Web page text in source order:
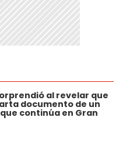
al revelar que
documento de un
continúa en Gran